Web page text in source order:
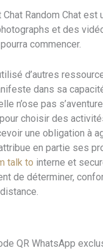
Random Chat est
et des
commencer.
d’autres
dans sa
n’ose pas
choisir des
une obligation à
en partie ses
talk to interne et
de déterminer,
QR WhatsApp